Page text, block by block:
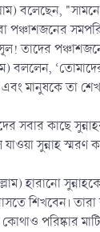
বলেছেন,
তাদের
বললেন,
মানুষকে তা
কাছে
সুন্নাহ স্মরণ
হারানো
শিখবেন।
পরিষ্কার মাটি